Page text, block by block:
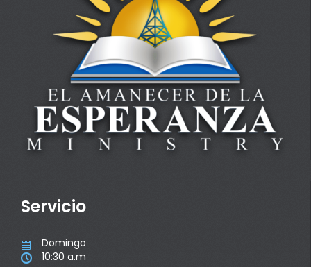
Servicio
 Domingo
 10:30 a.m